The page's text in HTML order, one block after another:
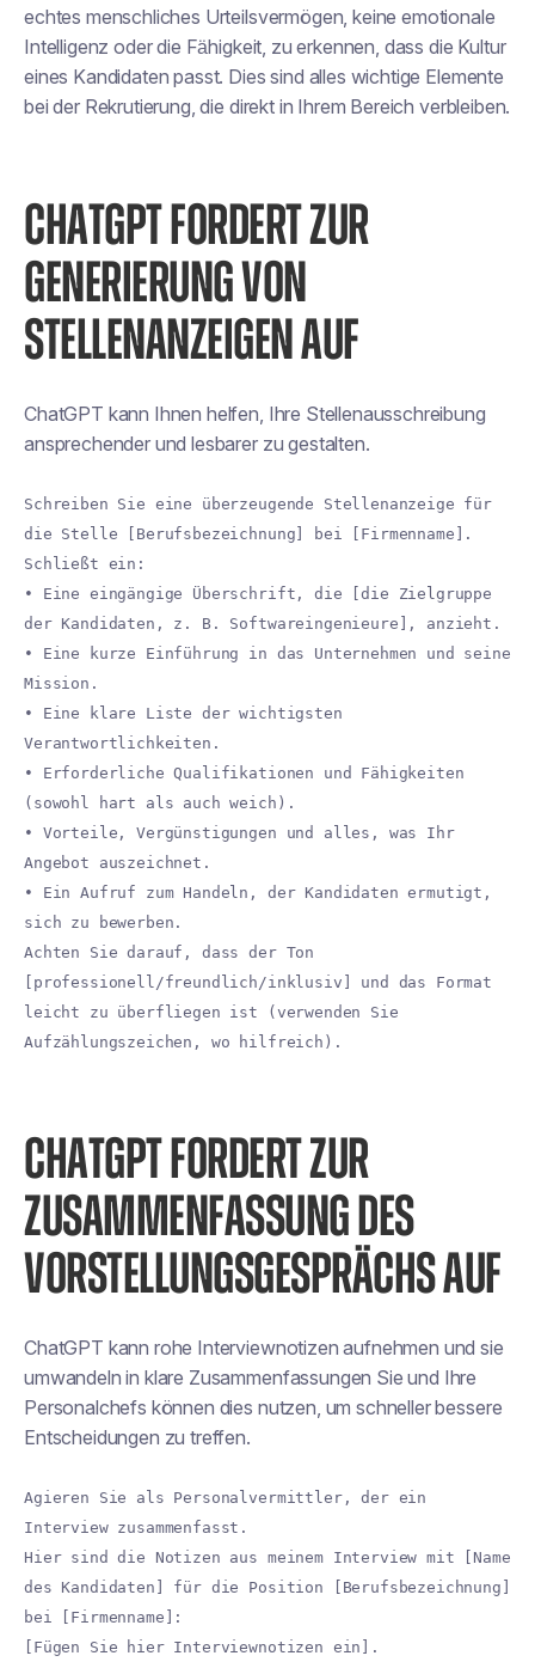
echtes menschliches Urteilsvermögen, keine emotionale
Intelligenz oder die Fähigkeit, zu erkennen, dass die Kultur
eines Kandidaten passt. Dies sind alles wichtige Elemente
bei der Rekrutierung, die direkt in Ihrem Bereich verbleiben.
CHATGPT FORDERT ZUR
GENERIERUNG VON
STELLENANZEIGEN AUF
ChatGPT kann Ihnen helfen, Ihre Stellenausschreibung
ansprechender und lesbarer zu gestalten.
Schreiben Sie eine überzeugende Stellenanzeige für
die Stelle [Berufsbezeichnung] bei [Firmenname].
Schließt ein:
• Eine eingängige Überschrift, die [die Zielgruppe
der Kandidaten, z. B. Softwareingenieure], anzieht.
• Eine kurze Einführung in das Unternehmen und seine
Mission.
• Eine klare Liste der wichtigsten
Verantwortlichkeiten.
• Erforderliche Qualifikationen und Fähigkeiten
(sowohl hart als auch weich).
• Vorteile, Vergünstigungen und alles, was Ihr
Angebot auszeichnet.
• Ein Aufruf zum Handeln, der Kandidaten ermutigt,
sich zu bewerben.
Achten Sie darauf, dass der Ton
[professionell/freundlich/inklusiv] und das Format
leicht zu überfliegen ist (verwenden Sie
Aufzählungszeichen, wo hilfreich).
CHATGPT FORDERT ZUR
ZUSAMMENFASSUNG DES
VORSTELLUNGSGESPRÄCHS AUF
ChatGPT kann rohe Interviewnotizen aufnehmen und sie
umwandeln in klare Zusammenfassungen Sie und Ihre
Personalchefs können dies nutzen, um schneller bessere
Entscheidungen zu treffen.
Agieren Sie als Personalvermittler, der ein
Interview zusammenfasst.
Hier sind die Notizen aus meinem Interview mit [Name
des Kandidaten] für die Position [Berufsbezeichnung]
bei [Firmenname]:
[Fügen Sie hier Interviewnotizen ein].